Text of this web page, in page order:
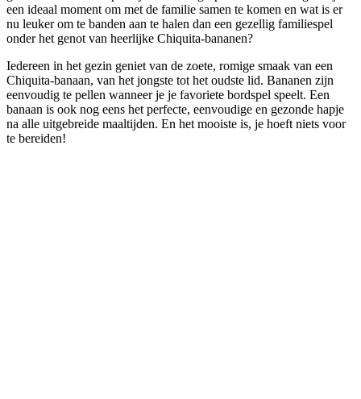
een ideaal moment om met de familie samen te komen en wat is er
nu leuker om te banden aan te halen dan een gezellig familiespel
onder het genot van heerlijke Chiquita-bananen?
Iedereen in het gezin geniet van de zoete, romige smaak van een
Chiquita-banaan, van het jongste tot het oudste lid. Bananen zijn
eenvoudig te pellen wanneer je je favoriete bordspel speelt. Een
banaan is ook nog eens het perfecte, eenvoudige en gezonde hapje
na alle uitgebreide maaltijden. En het mooiste is, je hoeft niets voor
te bereiden!